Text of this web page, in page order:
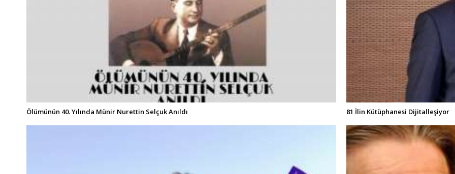
Ölümünün 40. Yılında Münir Nurettin Selçuk Anıldı 81 İlin Kütüphanesi Dijitalleşiyor